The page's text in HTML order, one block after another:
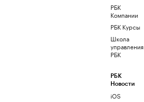
РБК
Компании
РБК Курсы
Школа
управления
РБК
РБК
Новости
iOS